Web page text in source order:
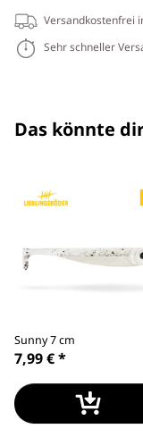
Versandkostenfrei
Sehr schneller
Das könnte
Sunny 7 cm
7,99 €*